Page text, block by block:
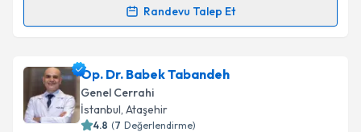
Randevu Talep Et
takvim hazırlandığında e-posta ile bilgilendireceğiz.
E-posta Adresiniz
Op. Dr. Babek Tabandeh
Genel Cerrahi
İstanbul, Ataşehir
4.8 (7 Değerlendirme)